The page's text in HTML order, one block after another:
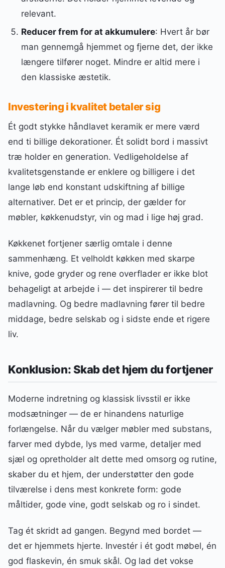
relevant.
Reducer frem for at akkumulere: Hvert år bør
man gennemgå hjemmet og fjerne det, der ikke
længere tilfører noget. Mindre er altid mere i
den klassiske æstetik.
Investering i kvalitet betaler sig
Ét godt stykke håndlavet keramik er mere værd
end ti billige dekorationer. Ét solidt bord i massivt
træ holder en generation. Vedligeholdelse af
kvalitetsgenstande er enklere og billigere i det
lange løb end konstant udskiftning af billige
alternativer. Det er et princip, der gælder for
møbler, køkkenudstyr, vin og mad i lige høj grad.
Køkkenet fortjener særlig omtale i denne
sammenhæng. Et velholdt køkken med skarpe
knive, gode gryder og rene overflader er ikke blot
behageligt at arbejde i — det inspirerer til bedre
madlavning. Og bedre madlavning fører til bedre
middage, bedre selskab og i sidste ende et rigere
liv.
Konklusion: Skab det hjem du fortjener
Moderne indretning og klassisk livsstil er ikke
modsætninger — de er hinandens naturlige
forlængelse. Når du vælger møbler med substans,
farver med dybde, lys med varme, detaljer med
sjæl og opretholder alt dette med omsorg og rutine,
skaber du et hjem, der understøtter den gode
tilværelse i dens mest konkrete form: gode
måltider, gode vine, godt selskab og ro i sindet.
Tag ét skridt ad gangen. Begynd med bordet —
det er hjemmets hjerte. Investér i ét godt møbel, én
god flaskevin, én smuk skål. Og lad det vokse